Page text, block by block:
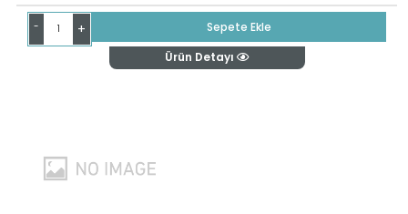
- +
Sepete Ekle
Ürün Detayı